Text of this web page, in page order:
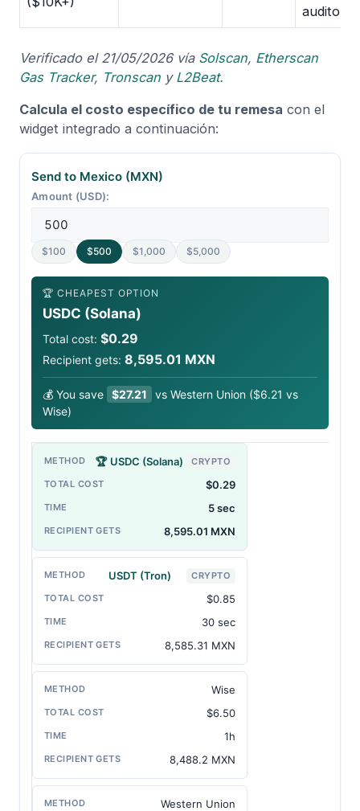
auditoría
Verificado el 21/05/2026 vía Solscan, Etherscan
Gas Tracker, Tronscan y L2Beat.
Calcula el costo específico de tu remesa con el
widget integrado a continuación:
Send to Mexico (MXN)
Amount (USD):
$100 $500 $1,000 $5,000
🏆 CHEAPEST OPTION
USDC (Solana)
Total cost: $0.29
Recipient gets: 8,595.01 MXN
💰 You save $27.21
vs Western Union ($6.21 vs
Wise)
🏆 USDC (Solana) CRYPTO
$0.29
5 sec
8,595.01 MXN
USDT (Tron) CRYPTO
$0.85
30 sec
8,585.31 MXN
Wise
$6.50
1h
8,488.2 MXN
Western Union